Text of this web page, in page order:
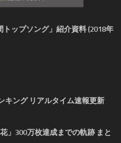
トップソング」紹介資料 (2018年
キング リアルタイム速報更新
」300万枚達成までの軌跡 まと